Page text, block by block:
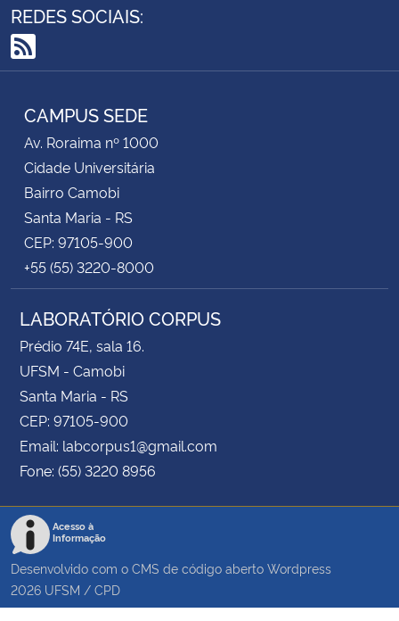
REDES SOCIAIS:
RSS
CAMPUS SEDE
Av. Roraima nº 1000
Cidade Universitária
Bairro Camobi
Santa Maria - RS
CEP: 97105-900
+55 (55) 3220-8000
LABORATÓRIO CORPUS
Prédio 74E, sala 16.
UFSM - Camobi
Santa Maria - RS
CEP: 97105-900
Email: labcorpus1@gmail.com
Fone: (55) 3220 8956
Acesso à
Informação
Desenvolvido com o CMS de código aberto Wordpress
2026 UFSM / CPD